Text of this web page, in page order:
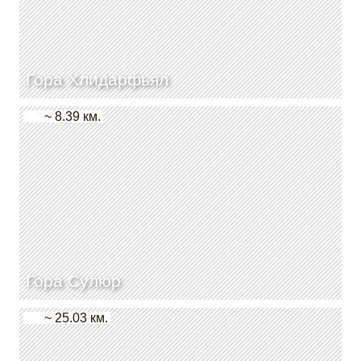
Гора Хлидарфьял
Гора Сулюр
~ 8.39 км.
~ 25.03 км.